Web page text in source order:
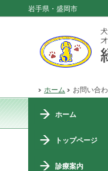
岩手県・盛岡市
ホーム お問い合
ホーム
トップページ
診療案内